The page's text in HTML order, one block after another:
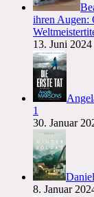
ihren Augen:
13. Juni 2024
1
30. Januar
8. Januar